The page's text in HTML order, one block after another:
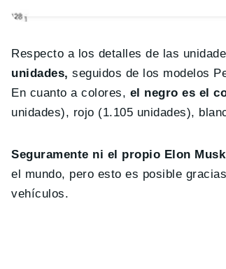
Respecto a los detalles de las
unidades, seguidos de los modelos
En cuanto a colores, el negro es el
unidades), rojo (1.105 unidades),
Seguramente ni el propio Elon
el mundo, pero esto es posible
vehículos.